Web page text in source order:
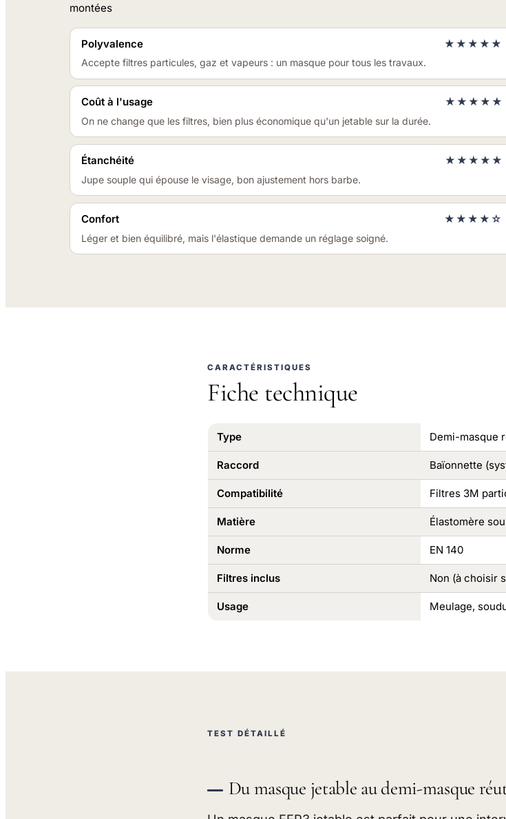
montées
Polyvalence ★★★★★
Accepte filtres particules, gaz et vapeurs : un masque pour tous les travaux.
Coût à l'usage ★★★★★
On ne change que les filtres, bien plus économique qu'un jetable sur la durée.
Étanchéité ★★★★★
Jupe souple qui épouse le visage, bon ajustement hors barbe.
Confort ★★★★☆
Léger et bien équilibré, mais l'élastique demande un réglage soigné.
CARACTÉRISTIQUES
Fiche technique
Type Demi-masque
Raccord Baïonnette
Compatibilité Filtres 3M
Matière Élastomère
Norme EN 140
Filtres inclus Non (à choisir
Usage Meulage,
TEST DÉTAILLÉ
Du masque jetable au demi-masque